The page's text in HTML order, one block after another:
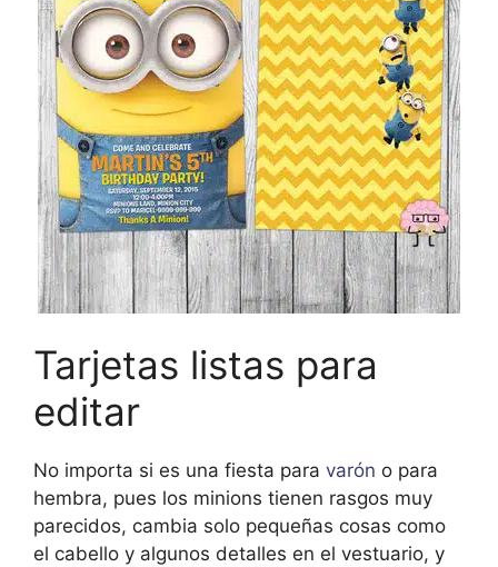
Tarjetas listas para
editar
No importa si es una fiesta para varón o para
hembra, pues los minions tienen rasgos muy
parecidos, cambia solo pequeñas cosas como
el cabello y algunos detalles en el vestuario, y